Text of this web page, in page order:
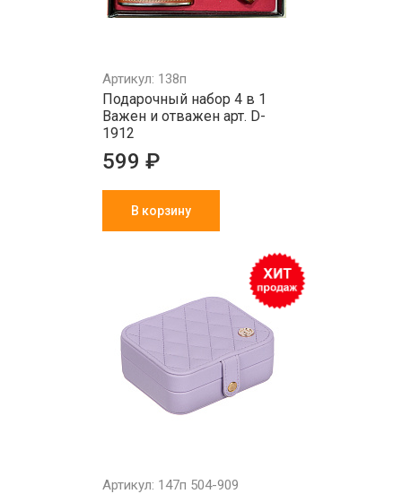
Артикул: 138п
Подарочный набор 4 в 1
Важен и отважен арт. D-
1912
599 ₽
В корзину
Артикул: 147п 504-909